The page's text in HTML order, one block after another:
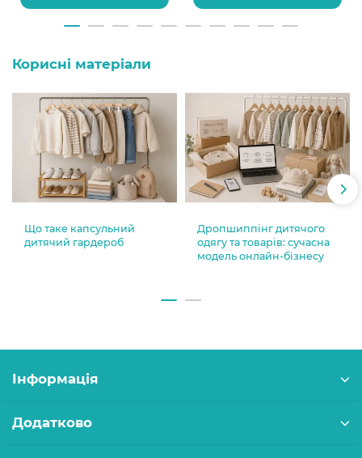
Корисні матеріали
Що таке капсульний
дитячий гардероб
Дропшиппінг дитячого
одягу та товарів: сучасна
модель онлайн-бізнесу
Інформація
Додатково